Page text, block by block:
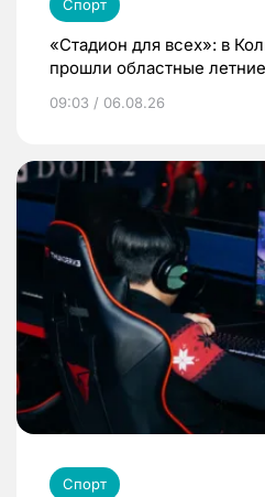
Спорт
«Стадион для всех»: в
прошли областные
09:03 / 06.08.26
Спорт